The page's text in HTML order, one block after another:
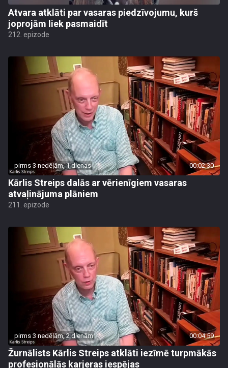
Atvara atklāti par vasaras piedzīvojumu, kurš
joprojām liek pasmaidīt
212. epizode
pirms 3 nedēļām, 1 dienas 00:02:30
Kārlis Streips dalās ar vērienīgiem vasaras
atvaļinājuma plāniem
211. epizode
pirms 3 nedēļām, 2 dienām 00:04:59
Žurnālists Kārlis Streips atklāti iezīmē turpmākās
profesionālās karjeras iespējas